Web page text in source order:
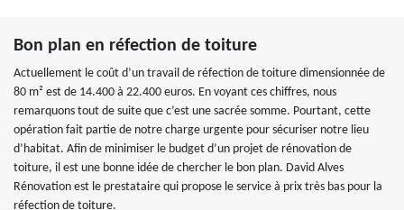
Bon plan en réfection de toiture
Actuellement le coût d’un travail de réfection de toiture dimensionnée de
80 m² est de 14.400 à 22.400 euros. En voyant ces chiffres, nous
remarquons tout de suite que c’est une sacrée somme. Pourtant, cette
opération fait partie de notre charge urgente pour sécuriser notre lieu
d’habitat. Afin de minimiser le budget d’un projet de rénovation de
toiture, il est une bonne idée de chercher le bon plan. David Alves
Rénovation est le prestataire qui propose le service à prix très bas pour la
réfection de toiture.